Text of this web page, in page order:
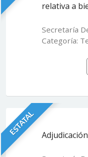
relativa a
Secretaría
Categoría:
ESTATAL